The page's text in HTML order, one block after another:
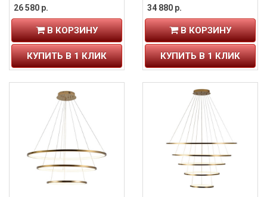
26 580 р.
В КОРЗИНУ
КУПИТЬ В 1 КЛИК
34 880 р.
В КОРЗИНУ
КУПИТЬ В 1 КЛИК